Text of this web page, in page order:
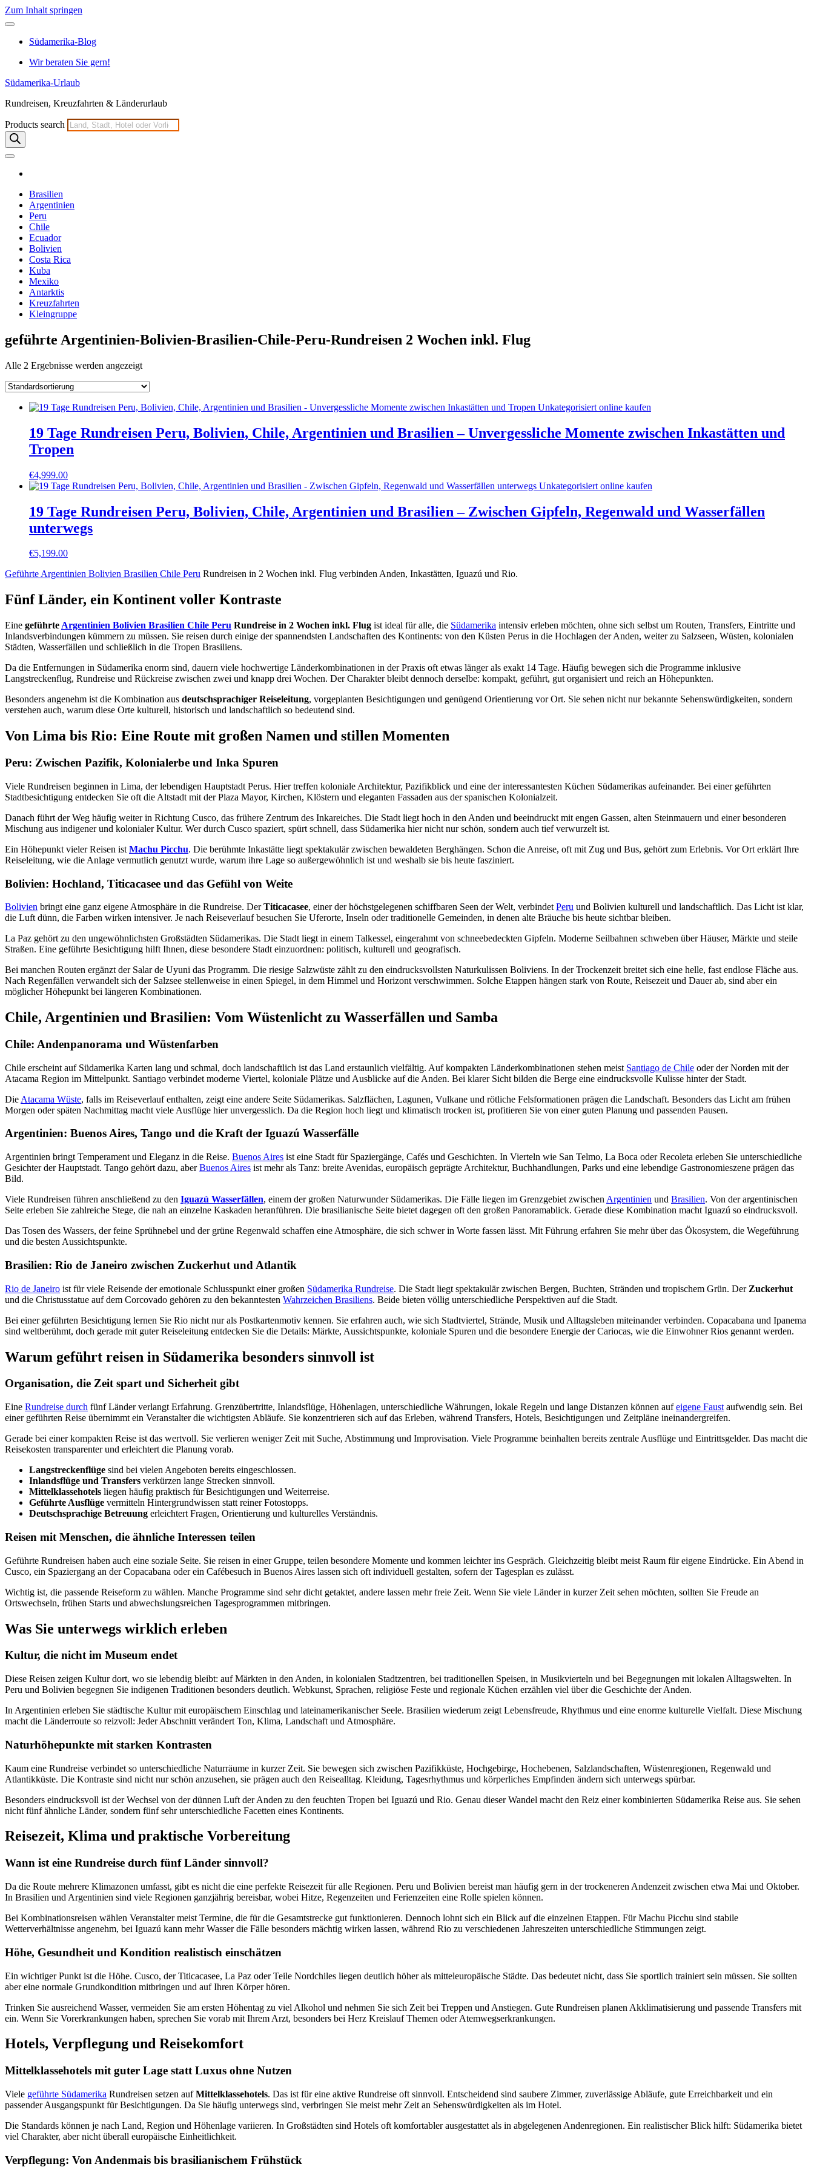
Zum Inhalt springen
Südamerika-Blog
Wir beraten Sie gern!
Südamerika-Urlaub
Rundreisen, Kreuzfahrten & Länderurlaub
Products search
Brasilien
Argentinien
Peru
Chile
Ecuador
Bolivien
Costa Rica
Kuba
Mexiko
Antarktis
Kreuzfahrten
Kleingruppe
geführte Argentinien-Bolivien-Brasilien-Chile-Peru-Rundreisen 2 Wochen inkl. Flug
Alle 2 Ergebnisse werden angezeigt
19 Tage Rundreisen Peru, Bolivien, Chile, Argentinien und Brasilien – Unvergessliche Momente zwischen Inkastätten und
Tropen
€4,999.00
19 Tage Rundreisen Peru, Bolivien, Chile, Argentinien und Brasilien – Zwischen Gipfeln, Regenwald und Wasserfällen
unterwegs
€5,199.00
Geführte Argentinien Bolivien Brasilien Chile Peru Rundreisen in 2 Wochen inkl. Flug verbinden Anden, Inkastätten, Iguazú und Rio.
Fünf Länder, ein Kontinent voller Kontraste
Eine geführte Argentinien Bolivien Brasilien Chile Peru Rundreise in 2 Wochen inkl. Flug ist ideal für alle, die Südamerika intensiv erleben möchten, ohne sich selbst um Routen, Transfers, Eintritte und
Inlandsverbindungen kümmern zu müssen. Sie reisen durch einige der spannendsten Landschaften des Kontinents: von den Küsten Perus in die Hochlagen der Anden, weiter zu Salzseen, Wüsten, kolonialen
Städten, Wasserfällen und schließlich in die Tropen Brasiliens.
Da die Entfernungen in Südamerika enorm sind, dauern viele hochwertige Länderkombinationen in der Praxis oft etwas länger als exakt 14 Tage. Häufig bewegen sich die Programme inklusive
Langstreckenflug, Rundreise und Rückreise zwischen zwei und knapp drei Wochen. Der Charakter bleibt dennoch derselbe: kompakt, geführt, gut organisiert und reich an Höhepunkten.
Besonders angenehm ist die Kombination aus deutschsprachiger Reiseleitung, vorgeplanten Besichtigungen und genügend Orientierung vor Ort. Sie sehen nicht nur bekannte Sehenswürdigkeiten, sondern
verstehen auch, warum diese Orte kulturell, historisch und landschaftlich so bedeutend sind.
Von Lima bis Rio: Eine Route mit großen Namen und stillen Momenten
Peru: Zwischen Pazifik, Kolonialerbe und Inka Spuren
Viele Rundreisen beginnen in Lima, der lebendigen Hauptstadt Perus. Hier treffen koloniale Architektur, Pazifikblick und eine der interessantesten Küchen Südamerikas aufeinander. Bei einer geführten
Stadtbesichtigung entdecken Sie oft die Altstadt mit der Plaza Mayor, Kirchen, Klöstern und eleganten Fassaden aus der spanischen Kolonialzeit.
Danach führt der Weg häufig weiter in Richtung Cusco, das frühere Zentrum des Inkareiches. Die Stadt liegt hoch in den Anden und beeindruckt mit engen Gassen, alten Steinmauern und einer besonderen
Mischung aus indigener und kolonialer Kultur. Wer durch Cusco spaziert, spürt schnell, dass Südamerika hier nicht nur schön, sondern auch tief verwurzelt ist.
Ein Höhepunkt vieler Reisen ist Machu Picchu. Die berühmte Inkastätte liegt spektakulär zwischen bewaldeten Berghängen. Schon die Anreise, oft mit Zug und Bus, gehört zum Erlebnis. Vor Ort erklärt Ihre
Reiseleitung, wie die Anlage vermutlich genutzt wurde, warum ihre Lage so außergewöhnlich ist und weshalb sie bis heute fasziniert.
Bolivien: Hochland, Titicacasee und das Gefühl von Weite
Bolivien bringt eine ganz eigene Atmosphäre in die Rundreise. DerTiticacasee, einer der höchstgelegenen schiffbaren Seen der Welt, verbindet Peru und Bolivien kulturell und landschaftlich. Das Licht ist klar,
die Luft dünn, die Farben wirken intensiver. Je nach Reiseverlauf besuchen Sie Uferorte, Inseln oder traditionelle Gemeinden, in denen alte Bräuche bis heute sichtbar bleiben.
La Paz gehört zu den ungewöhnlichsten Großstädten Südamerikas. Die Stadt liegt in einem Talkessel, eingerahmt von schneebedeckten Gipfeln. Moderne Seilbahnen schweben über Häuser, Märkte und steile
Straßen. Eine geführte Besichtigung hilft Ihnen, diese besondere Stadt einzuordnen: politisch, kulturell und geografisch.
Bei manchen Routen ergänzt der Salar de Uyuni das Programm. Die riesige Salzwüste zählt zu den eindrucksvollsten Naturkulissen Boliviens. In der Trockenzeit breitet sich eine helle, fast endlose Fläche aus.
Nach Regenfällen verwandelt sich der Salzsee stellenweise in einen Spiegel, in dem Himmel und Horizont verschwimmen. Solche Etappen hängen stark von Route, Reisezeit und Dauer ab, sind aber ein
möglicher Höhepunkt bei längeren Kombinationen.
Chile, Argentinien und Brasilien: Vom Wüstenlicht zu Wasserfällen und Samba
Chile: Andenpanorama und Wüstenfarben
Chile erscheint auf Südamerika Karten lang und schmal, doch landschaftlich ist das Land erstaunlich vielfältig. Auf kompakten Länderkombinationen stehen meist Santiago de Chile oder der Norden mit der
Atacama Region im Mittelpunkt. Santiago verbindet moderne Viertel, koloniale Plätze und Ausblicke auf die Anden. Bei klarer Sicht bilden die Berge eine eindrucksvolle Kulisse hinter der Stadt.
Die Atacama Wüste, falls im Reiseverlauf enthalten, zeigt eine andere Seite Südamerikas. Salzflächen, Lagunen, Vulkane und rötliche Felsformationen prägen die Landschaft. Besonders das Licht am frühen
Morgen oder späten Nachmittag macht viele Ausflüge hier unvergesslich. Da die Region hoch liegt und klimatisch trocken ist, profitieren Sie von einer guten Planung und passenden Pausen.
Argentinien: Buenos Aires, Tango und die Kraft der Iguazú Wasserfälle
Argentinien bringt Temperament und Eleganz in die Reise. Buenos Aires ist eine Stadt für Spaziergänge, Cafés und Geschichten. In Vierteln wie San Telmo, La Boca oder Recoleta erleben Sie unterschiedliche
Gesichter der Hauptstadt. Tango gehört dazu, aberBuenos Aires ist mehr als Tanz: breite Avenidas, europäisch geprägte Architektur, Buchhandlungen, Parks und eine lebendige Gastronomieszene prägen das
Bild.
Viele Rundreisen führen anschließend zu den Iguazú Wasserfällen, einem der großen Naturwunder Südamerikas. Die Fälle liegen im Grenzgebiet zwischen Argentinien und Brasilien. Von der argentinischen
Seite erleben Sie zahlreiche Stege, die nah an einzelne Kaskaden heranführen. Die brasilianische Seite bietet dagegen oft den großen Panoramablick. Gerade diese Kombination macht Iguazú so eindrucksvoll.
Das Tosen des Wassers, der feine Sprühnebel und der grüne Regenwald schaffen eine Atmosphäre, die sich schwer in Worte fassen lässt. Mit Führung erfahren Sie mehr über das Ökosystem, die Wegeführung
und die besten Aussichtspunkte.
Brasilien: Rio de Janeiro zwischen Zuckerhut und Atlantik
Rio de Janeiro ist für viele Reisende der emotionale Schlusspunkt einer großen Südamerika Rundreise. Die Stadt liegt spektakulär zwischen Bergen, Buchten, Stränden und tropischem Grün. Der Zuckerhut
und die Christusstatue auf dem Corcovado gehören zu den bekanntesten Wahrzeichen Brasiliens. Beide bieten völlig unterschiedliche Perspektiven auf die Stadt.
Bei einer geführten Besichtigung lernen Sie Rio nicht nur als Postkartenmotiv kennen. Sie erfahren auch, wie sich Stadtviertel, Strände, Musik und Alltagsleben miteinander verbinden. Copacabana und Ipanema
sind weltberühmt, doch gerade mit guter Reiseleitung entdecken Sie die Details: Märkte, Aussichtspunkte, koloniale Spuren und die besondere Energie der Cariocas, wie die Einwohner Rios genannt werden.
Warum geführt reisen in Südamerika besonders sinnvoll ist
Organisation, die Zeit spart und Sicherheit gibt
Eine Rundreise durch fünf Länder verlangt Erfahrung. Grenzübertritte, Inlandsflüge, Höhenlagen, unterschiedliche Währungen, lokale Regeln und lange Distanzen können aufeigene Faust aufwendig sein. Bei
einer geführten Reise übernimmt ein Veranstalter die wichtigsten Abläufe. Sie konzentrieren sich auf das Erleben, während Transfers, Hotels, Besichtigungen und Zeitpläne ineinandergreifen.
Gerade bei einer kompakten Reise ist das wertvoll. Sie verlieren weniger Zeit mit Suche, Abstimmung und Improvisation. Viele Programme beinhalten bereits zentrale Ausflüge und Eintrittsgelder. Das macht die
Reisekosten transparenter und erleichtert die Planung vorab.
Langstreckenflüge sind bei vielen Angeboten bereits eingeschlossen.
Inlandsflüge und Transfers verkürzen lange Strecken sinnvoll.
Mittelklassehotels liegen häufig praktisch für Besichtigungen und Weiterreise.
Geführte Ausflüge vermitteln Hintergrundwissen statt reiner Fotostopps.
Deutschsprachige Betreuung erleichtert Fragen, Orientierung und kulturelles Verständnis.
Reisen mit Menschen, die ähnliche Interessen teilen
Geführte Rundreisen haben auch eine soziale Seite. Sie reisen in einer Gruppe, teilen besondere Momente und kommen leichter ins Gespräch. Gleichzeitig bleibt meist Raum für eigene Eindrücke. Ein Abend in
Cusco, ein Spaziergang an der Copacabana oder ein Cafébesuch in Buenos Aires lassen sich oft individuell gestalten, sofern der Tagesplan es zulässt.
Wichtig ist, die passende Reiseform zu wählen. Manche Programme sind sehr dicht getaktet, andere lassen mehr freie Zeit. Wenn Sie viele Länder in kurzer Zeit sehen möchten, sollten Sie Freude an
Ortswechseln, frühen Starts und abwechslungsreichen Tagesprogrammen mitbringen.
Was Sie unterwegs wirklich erleben
Kultur, die nicht im Museum endet
Diese Reisen zeigen Kultur dort, wo sie lebendig bleibt: auf Märkten in den Anden, in kolonialen Stadtzentren, bei traditionellen Speisen, in Musikvierteln und bei Begegnungen mit lokalen Alltagswelten. In
Peru und Bolivien begegnen Sie indigenen Traditionen besonders deutlich. Webkunst, Sprachen, religiöse Feste und regionale Küchen erzählen viel über die Geschichte der Anden.
In Argentinien erleben Sie städtische Kultur mit europäischem Einschlag und lateinamerikanischer Seele. Brasilien wiederum zeigt Lebensfreude, Rhythmus und eine enorme kulturelle Vielfalt. Diese Mischung
macht die Länderroute so reizvoll: Jeder Abschnitt verändert Ton, Klima, Landschaft und Atmosphäre.
Naturhöhepunkte mit starken Kontrasten
Kaum eine Rundreise verbindet so unterschiedliche Naturräume in kurzer Zeit. Sie bewegen sich zwischen Pazifikküste, Hochgebirge, Hochebenen, Salzlandschaften, Wüstenregionen, Regenwald und
Atlantikküste. Die Kontraste sind nicht nur schön anzusehen, sie prägen auch den Reisealltag. Kleidung, Tagesrhythmus und körperliches Empfinden ändern sich unterwegs spürbar.
Besonders eindrucksvoll ist der Wechsel von der dünnen Luft der Anden zu den feuchten Tropen bei Iguazú und Rio. Genau dieser Wandel macht den Reiz einer kombinierten Südamerika Reise aus. Sie sehen
nicht fünf ähnliche Länder, sondern fünf sehr unterschiedliche Facetten eines Kontinents.
Reisezeit, Klima und praktische Vorbereitung
Wann ist eine Rundreise durch fünf Länder sinnvoll?
Da die Route mehrere Klimazonen umfasst, gibt es nicht die eine perfekte Reisezeit für alle Regionen. Peru und Bolivien bereist man häufig gern in der trockeneren Andenzeit zwischen etwa Mai und Oktober.
In Brasilien und Argentinien sind viele Regionen ganzjährig bereisbar, wobei Hitze, Regenzeiten und Ferienzeiten eine Rolle spielen können.
Bei Kombinationsreisen wählen Veranstalter meist Termine, die für die Gesamtstrecke gut funktionieren. Dennoch lohnt sich ein Blick auf die einzelnen Etappen. Für Machu Picchu sind stabile
Wetterverhältnisse angenehm, bei Iguazú kann mehr Wasser die Fälle besonders mächtig wirken lassen, während Rio zu verschiedenen Jahreszeiten unterschiedliche Stimmungen zeigt.
Höhe, Gesundheit und Kondition realistisch einschätzen
Ein wichtiger Punkt ist die Höhe. Cusco, der Titicacasee, La Paz oder Teile Nordchiles liegen deutlich höher als mitteleuropäische Städte. Das bedeutet nicht, dass Sie sportlich trainiert sein müssen. Sie sollten
aber eine normale Grundkondition mitbringen und auf Ihren Körper hören.
Trinken Sie ausreichend Wasser, vermeiden Sie am ersten Höhentag zu viel Alkohol und nehmen Sie sich Zeit bei Treppen und Anstiegen. Gute Rundreisen planen Akklimatisierung und passende Transfers mit
ein. Wenn Sie Vorerkrankungen haben, sprechen Sie vorab mit Ihrem Arzt, besonders bei Herz Kreislauf Themen oder Atemwegserkrankungen.
Hotels, Verpflegung und Reisekomfort
Mittelklassehotels mit guter Lage statt Luxus ohne Nutzen
Viele geführte Südamerika Rundreisen setzen aufMittelklassehotels. Das ist für eine aktive Rundreise oft sinnvoll. Entscheidend sind saubere Zimmer, zuverlässige Abläufe, gute Erreichbarkeit und ein
passender Ausgangspunkt für Besichtigungen. Da Sie häufig unterwegs sind, verbringen Sie meist mehr Zeit an Sehenswürdigkeiten als im Hotel.
Die Standards können je nach Land, Region und Höhenlage variieren. In Großstädten sind Hotels oft komfortabler ausgestattet als in abgelegenen Andenregionen. Ein realistischer Blick hilft: Südamerika bietet
viel Charakter, aber nicht überall europäische Einheitlichkeit.
Verpflegung: Von Andenmais bis brasilianischem Frühstück